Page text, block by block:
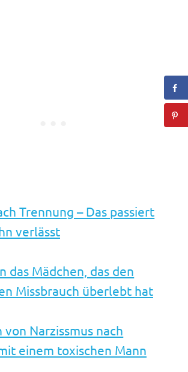
Trennung – Das passiert
verlässt
das Mädchen, das den
Missbrauch überlebt hat
von Narzissmus nach
einem toxischen Mann